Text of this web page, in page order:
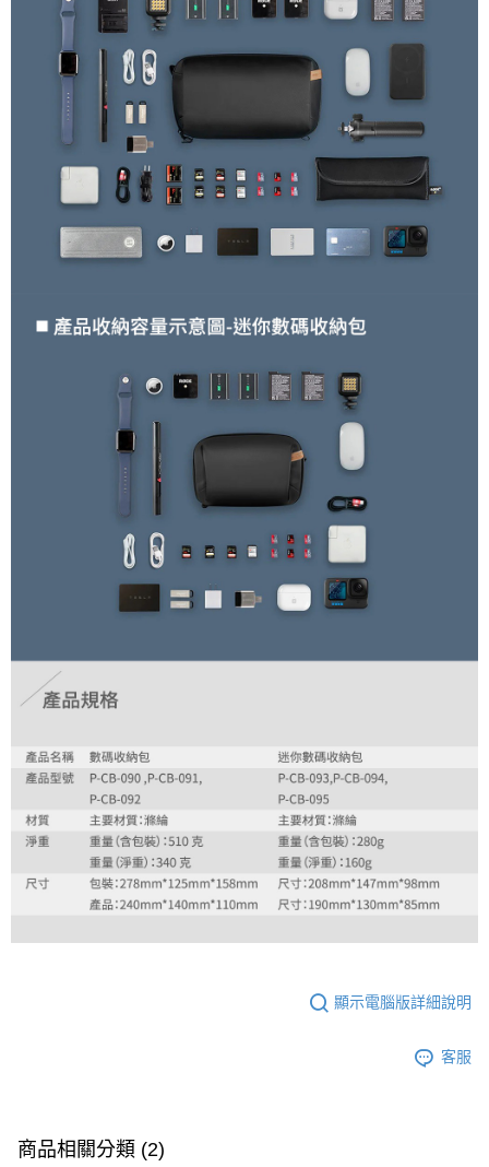
顯示電腦版詳細說明
客服
商品相關分類 (2)